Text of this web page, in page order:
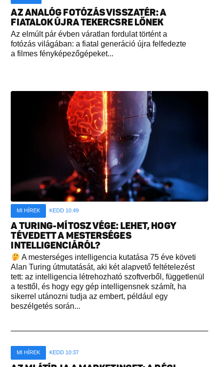
AZ ANALÓG FOTÓZÁS VISSZATÉR: A
FIATALOK ÚJRA TEKERCSRE LŐNEK
Az elmúlt pár évben váratlan fordulat történt a
fotózás világában: a fiatal generáció újra felfedezte
a filmes fényképezőgépeket...
MI HÍREK KEDD 10:49
A TURING-MÍTOSZ VÉGE: LEHET, HOGY
TÉVEDETT A MESTERSÉGES
INTELLIGENCIÁRÓL?
A mesterséges intelligencia kutatása 75 éve követi
Alan Turing útmutatását, aki két alapvető feltételezést
tett: az intelligencia létrehozható szoftverből, függetlenül
a testtől, és hogy egy gép intelligensnek számít, ha
sikerrel utánozni tudja az embert, például egy
beszélgetés során...
MI HÍREK KEDD 10:37